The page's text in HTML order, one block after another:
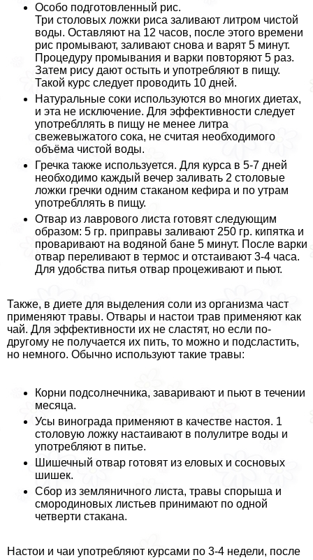
Особо подготовленный рис.
Три столовых ложки риса заливают литром чистой
воды. Оставляют на 12 часов, после этого времени
рис промывают, заливают снова и варят 5 минут.
Процедуру промывания и варки повторяют 5 раз.
Затем рису дают остыть и употрeбляют в пищу.
Такой курс следует проводить 10 дней.
Натуральные соки используются во многих диетах,
и эта не исключение. Для эффективности следует
употрeбллять в пищу не менее литра
свежевыжатого сока, не считая необходимого
объёма чистой воды.
Гречка также используется. Для курса в 5-7 дней
необходимо каждый вечер заливать 2 столовые
ложки гречки одним стаканом кефира и по утрам
употрeбллять в пищу.
Отвар из лаврового листа готовят следующим
образом: 5 гр. приправы заливают 250 гр. кипятка и
проваривают на водяной бане 5 минут. После варки
отвар переливают в термос и отстаивают 3-4 часа.
Для удобства питья отвар процеживают и пьют.
Также, в диете для выделения соли из организма част
применяют травы. Отвары и настои трав применяют как
чай. Для эффективности их не сластят, но если по-
другому не получается их пить, то можно и подсластить,
но немного. Обычно используют такие травы:
Корни подсолнечника, заваривают и пьют в течении
месяца.
Усы винограда применяют в качестве настоя. 1
столовую ложку настаивают в полулитре воды и
употрeбляют в питье.
Шишечный отвар готовят из еловых и сосновых
шишек.
Сбор из земляничного листа, травы спорыша и
смородиновых листьев принимают по одной
четверти стакана.
Настои и чаи употрeбляют курсами по 3-4 недели, после